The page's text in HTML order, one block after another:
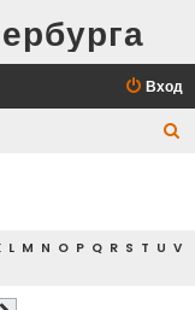
Вход
L M N O P Q R S T U V